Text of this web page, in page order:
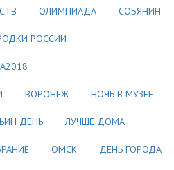
ОЛИМПИАДА СОБЯНИН
РОССИИ
ВОРОНЕЖ НОЧЬ В МУЗЕЕ
ДЕНЬ ЛУЧШЕ ДОМА
ОМСК ДЕНЬ ГОРОДА